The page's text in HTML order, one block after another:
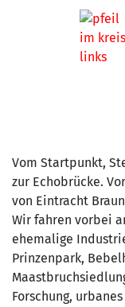
Vom Startpunkt,
zur Echobrücke.
von Eintracht
Wir fahren vorbei
ehemalige
Prinzenpark,
Forschung,